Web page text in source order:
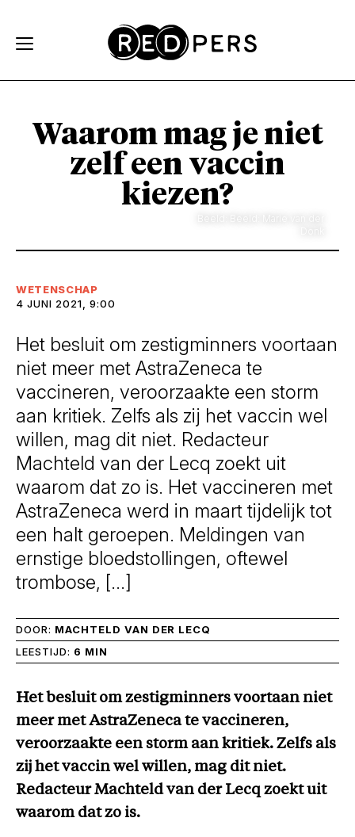
Waarom mag je niet
zelf een vaccin
kiezen?
WETENSCHAP
4 JUNI 2021, 9:00
Het besluit om zestigminners voortaan
niet meer met AstraZeneca te
vaccineren, veroorzaakte een storm
aan kritiek. Zelfs als zij het vaccin wel
willen, mag dit niet. Redacteur
Machteld van der Lecq zoekt uit
waarom dat zo is. Het vaccineren met
AstraZeneca werd in maart tijdelijk tot
een halt geroepen. Meldingen van
ernstige bloedstollingen, oftewel
trombose, […]
DOOR: MACHTELD VAN DER LECQ
LEESTIJD: 6 MIN
Het besluit om zestigminners voortaan niet
meer met AstraZeneca te vaccineren,
veroorzaakte een storm aan kritiek. Zelfs als
zij het vaccin wel willen, mag dit niet.
Redacteur Machteld van der Lecq zoekt uit
waarom dat zo is.